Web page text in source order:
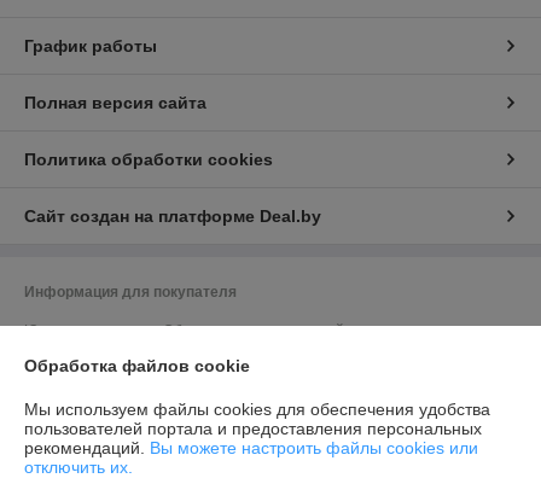
График работы
Полная версия сайта
Политика обработки cookies
Сайт создан на платформе Deal.by
Информация для покупателя
Юридическое лицо:Общество с ограниченной ответственностью
190863688, 220136, г. Минск, ул. Академика Жебрака, 35, оф. 309
Регистрационный номер ЕГР: 190863688
УНП: 190863688
Обработка файлов cookie
Мы используем файлы cookies для обеспечения удобства
пользователей портала и предоставления персональных
рекомендаций. Вы можете настроить файлы cookies или
отключить их.